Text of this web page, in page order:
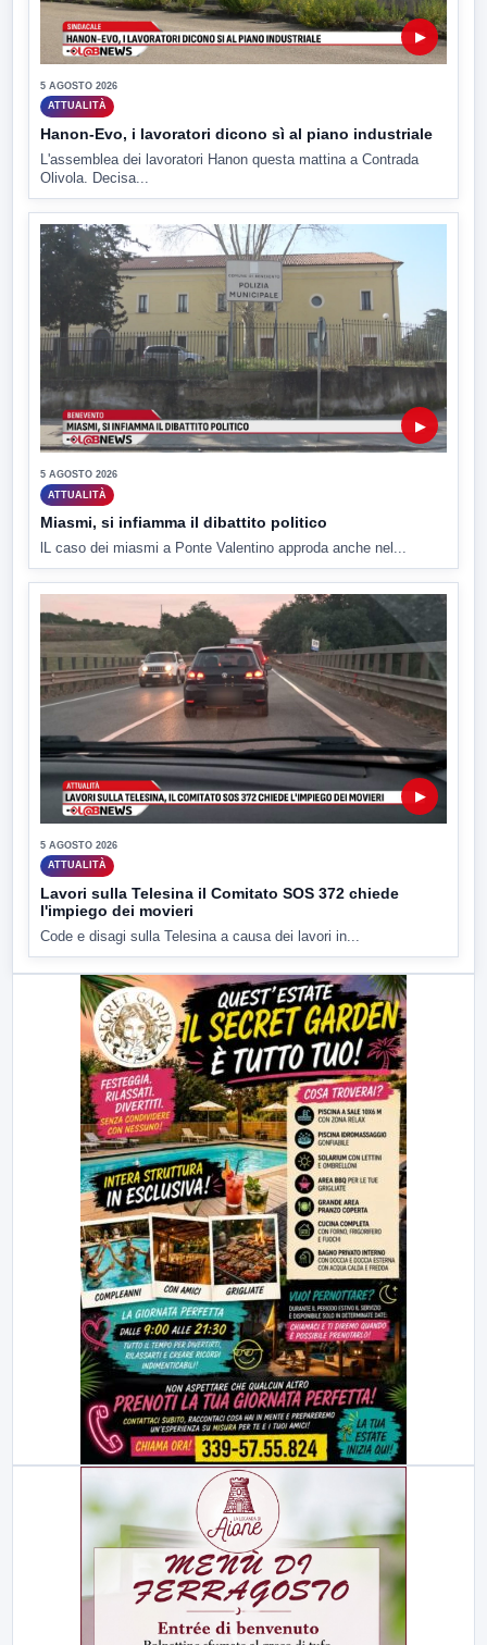
▶
5 AGOSTO 2026
ATTUALITÀ
Hanon-Evo, i lavoratori dicono sì al piano industriale
L'assemblea dei lavoratori Hanon questa mattina a Contrada
Olivola. Decisa...
▶
5 AGOSTO 2026
ATTUALITÀ
Miasmi, si infiamma il dibattito politico
lL caso dei miasmi a Ponte Valentino approda anche nel...
▶
5 AGOSTO 2026
ATTUALITÀ
Lavori sulla Telesina il Comitato SOS 372 chiede
l'impiego dei movieri
Code e disagi sulla Telesina a causa dei lavori in...